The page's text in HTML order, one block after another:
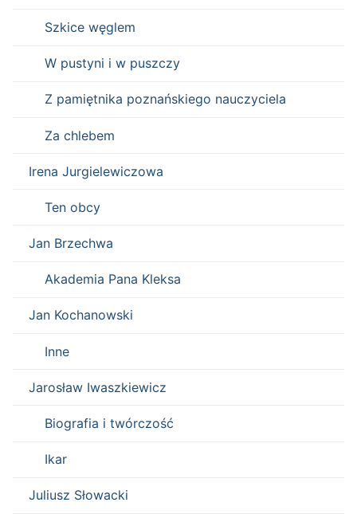
Szkice węglem
W pustyni i w puszczy
Z pamiętnika poznańskiego nauczyciela
Za chlebem
Irena Jurgielewiczowa
Ten obcy
Jan Brzechwa
Akademia Pana Kleksa
Jan Kochanowski
Inne
Jarosław Iwaszkiewicz
Biografia i twórczość
Ikar
Juliusz Słowacki